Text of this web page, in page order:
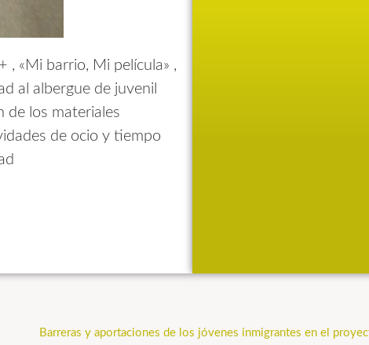
, «Mi barrio, Mi película» ,
al albergue de juvenil
de los materiales
de ocio y tiempo
Barreras y aportaciones de los jóvenes inmigrantes en el